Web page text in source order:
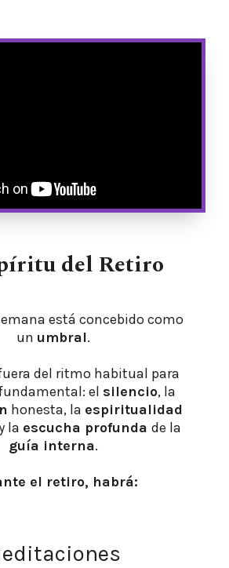
del Retiro
está concebido como
un umbral.
del ritmo habitual para
el silencio, la
honesta, la espiritualidad
la escucha profunda de la
guía interna.
el retiro, habrá: